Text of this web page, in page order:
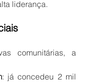
liderança.
comunitárias, a
: já concedeu 2 mil